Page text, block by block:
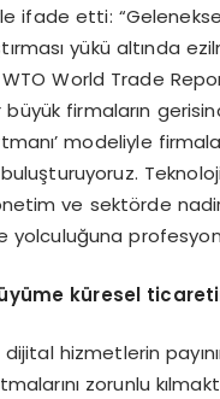
ifade etti:
yükü altında
World Trade
firmaların
modeliyle
ve sektörde
küresel
hizmetlerin
zorunlu